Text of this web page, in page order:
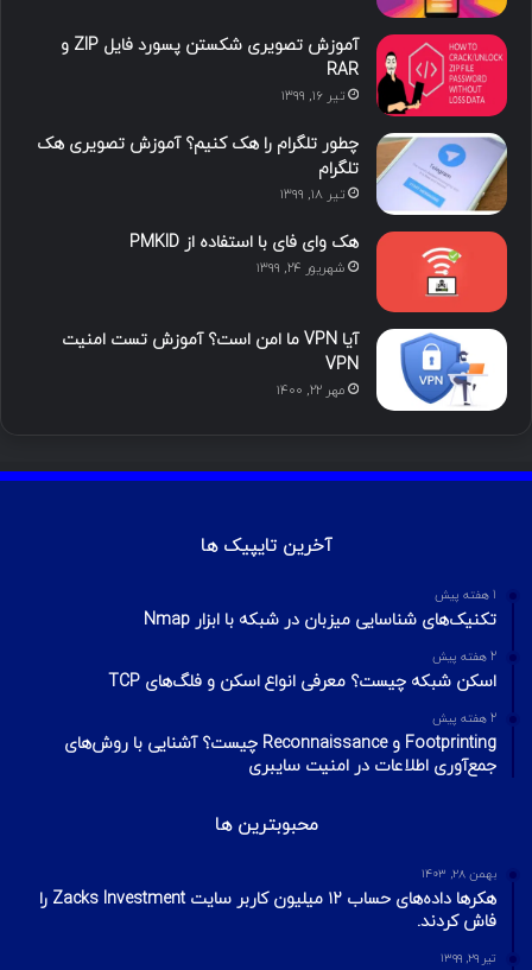
ی
ن
گ
ا
آموزش تصویری شکستن پسورد فایل ZIP و
RAR
تیر ۱۶, ۱۳۹۹
چطور تلگرام را هک کنیم؟ آموزش تصویری هک
تلگرام
تیر ۱۸, ۱۳۹۹
هک وای فای با استفاده از PMKID
شهریور ۲۴, ۱۳۹۹
آیا VPN ما امن است؟ آموزش تست امنیت
VPN
مهر ۲۲, ۱۴۰۰
آخرین تایپیک ها
1 هفته پیش
تکنیک‌های شناسایی میزبان در شبکه با ابزار Nmap
2 هفته پیش
اسکن شبکه چیست؟ معرفی انواع اسکن و فلگ‌های TCP
2 هفته پیش
Footprinting و Reconnaissance چیست؟ آشنایی با روش‌های
جمع‌آوری اطلاعات در امنیت سایبری
محبوبترین ها
بهمن ۲۸, ۱۴۰۳
هکرها داده‌های حساب ۱۲ میلیون کاربر سایت Zacks Investment را
فاش کردند.
تیر ۲۹, ۱۳۹۹